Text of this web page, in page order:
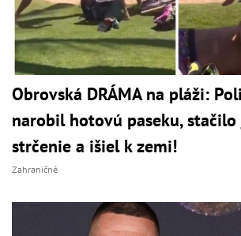
Obrovská DRÁMA na pláži:
narobil hotovú paseku, stačilo
strčenie a išiel k zemi!
Zahraničné